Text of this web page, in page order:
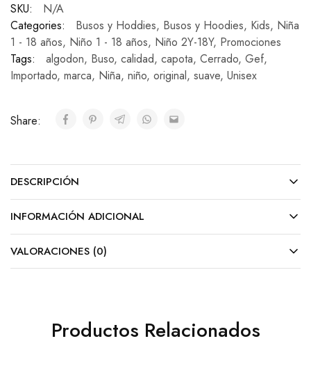
SKU:
N/A
Categories:
Busos y Hoddies, Busos y Hoodies, Kids, Niña
1 - 18 años, Niño 1 - 18 años, Niño 2Y-18Y, Promociones
Tags:
algodon, Buso, calidad, capota, Cerrado, Gef,
Importado, marca, Niña, niño, original, suave, Unisex
Share:
DESCRIPCIÓN
INFORMACIÓN ADICIONAL
VALORACIONES (0)
Productos Relacionados